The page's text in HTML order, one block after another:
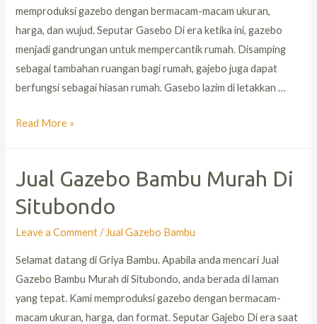
memproduksi gazebo dengan bermacam-macam ukuran,
harga, dan wujud. Seputar Gasebo Di era ketika ini, gazebo
menjadi gandrungan untuk mempercantik rumah. Disamping
sebagai tambahan ruangan bagi rumah, gajebo juga dapat
berfungsi sebagai hiasan rumah. Gasebo lazim di letakkan …
Read More »
Jual Gazebo Bambu Murah Di
Situbondo
Leave a Comment / Jual Gazebo Bambu
Selamat datang di Griya Bambu. Apabila anda mencari Jual
Gazebo Bambu Murah di Situbondo, anda berada di laman
yang tepat. Kami memproduksi gazebo dengan bermacam-
macam ukuran, harga, dan format. Seputar Gajebo Di era saat